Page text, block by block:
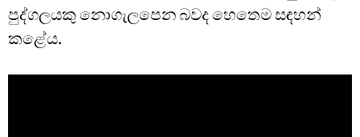
පුද්ගලයකු නොගැලපෙන බවද හෙතෙම සඳහන්
කළේය.